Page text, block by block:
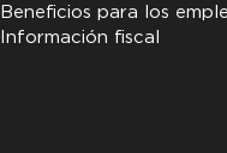
Beneficios para los
Información fiscal